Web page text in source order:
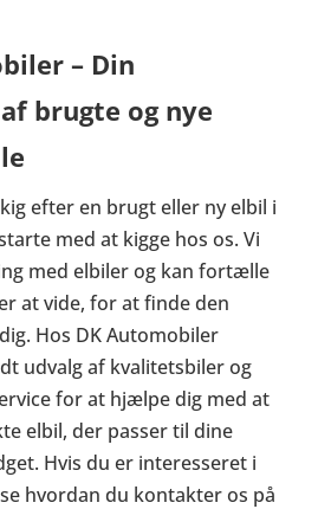
– Din
brugte og nye
efter en brugt eller ny elbil i
med at kigge hos os. Vi
med elbiler og kan fortælle
at vide, for at finde den
Hos DK Automobiler
udvalg af kvalitetsbiler og
for at hjælpe dig med at
elbil, der passer til dine
Hvis du er interesseret i
hvordan du kontakter os på